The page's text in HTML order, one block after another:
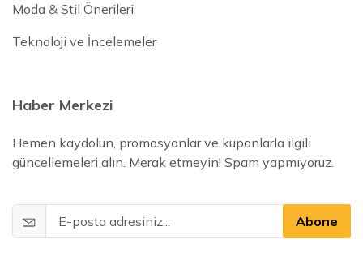
Moda & Stil Önerileri
Teknoloji ve İncelemeler
Haber Merkezi
Hemen kaydolun, promosyonlar ve kuponlarla ilgili
güncellemeleri alın. Merak etmeyin! Spam yapmıyoruz.
Abone